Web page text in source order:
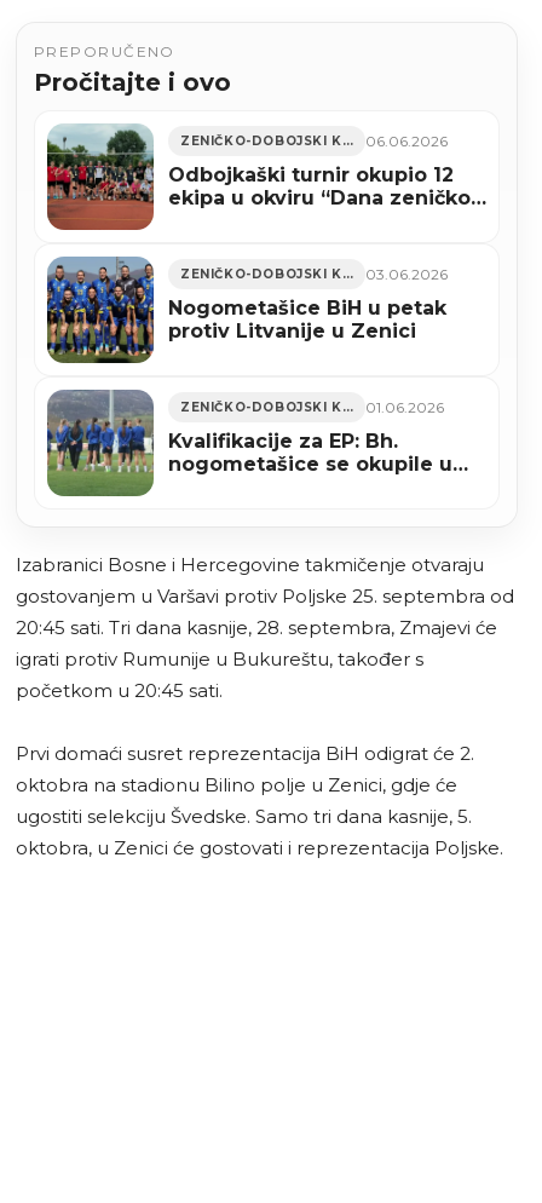
PREPORUČENO
Pročitajte i ovo
ZENIČKO-DOBOJSKI KANTON 06.06.2026
Odbojkaški turnir okupio 12
ekipa u okviru “Dana zeničkog
ZENIČKO-DOBOJSKI KANTON 03.06.2026
Nogometašice BiH u petak
protiv Litvanije u Zenici
ZENIČKO-DOBOJSKI KANTON 01.06.2026
Kvalifikacije za EP: Bh.
nogometašice se okupile u
Izabranici Bosne i Hercegovine takmičenje otvaraju
gostovanjem u Varšavi protiv Poljske 25. septembra od
20:45 sati. Tri dana kasnije, 28. septembra, Zmajevi će
igrati protiv Rumunije u Bukureštu, također s
početkom u 20:45 sati.
Prvi domaći susret reprezentacija BiH odigrat će 2.
oktobra na stadionu Bilino polje u Zenici, gdje će
ugostiti selekciju Švedske. Samo tri dana kasnije, 5.
oktobra, u Zenici će gostovati i reprezentacija Poljske.